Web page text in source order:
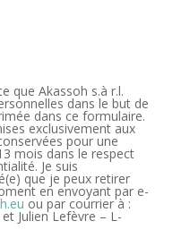
que Akassoh s.à r.l.
dans le but de
dans ce formulaire.
exclusivement aux
pour une
mois dans le respect
Je suis
que je peux retirer
en envoyant par e-
ou par courrier à :
Julien Lefèvre – L-